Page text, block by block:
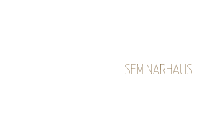
SEMINARHAUS